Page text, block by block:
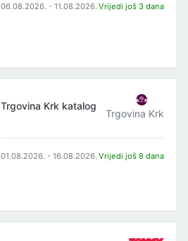
06.08.2026. - 11.08.2026. Vrijedi još 3 dana
Trgovina Krk katalog
Trgovina Krk
01.08.2026. - 16.08.2026. Vrijedi još 8 dana